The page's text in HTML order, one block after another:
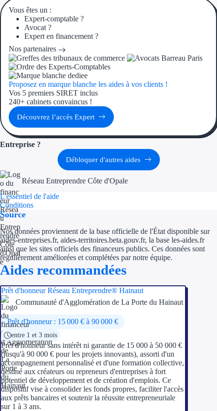
Blog
Nos guides
Vous êtes un :
Expert-comptable ?
Avocat ?
Expert en financement ?
Nos partenaires
Proposez en marque blanche les aides à vos clients !
Vos 5 premiers SIRET inclus
240+ cabinets convaincus !
Découvrez l’accès Expert
Entreprise ?
Débloquer d'autres aides
Réseau Entreprendre Côte d'Opale
L'essentiel de l'aide
Conditions
Source
Nos données proviennent de la base officielle de l'État disponible sur
aides-entreprises.fr, aides-territoires.beta.gouv.fr, la base les-aides.fr
ainsi que les sites officiels des financeurs publics. Ces données sont
régulièrement améliorées et complétées par notre équipe.
Aides recommandées
Prêt d'honneur Réseau Entreprendre® Hainaut
Communauté d'Agglomération de La Porte du Hainaut
Prêt d'honneur : 15 000 € à 90 000 €
entre 1 et 3 mois
Prêt d'honneur sans intérêt ni garantie de 15 000 à 50 000 €
(jusqu'à 90 000 € pour les projets innovants), assorti d'un
accompagnement personnalisé et d'une formation collective,
destiné aux créateurs ou repreneurs d'entreprises à fort
potentiel de développement et de création d'emplois. Ce
dispositif vise à consolider les fonds propres, faciliter l'accès
aux prêts bancaires et soutenir la réussite entrepreneuriale
sur 1 à 3 ans.